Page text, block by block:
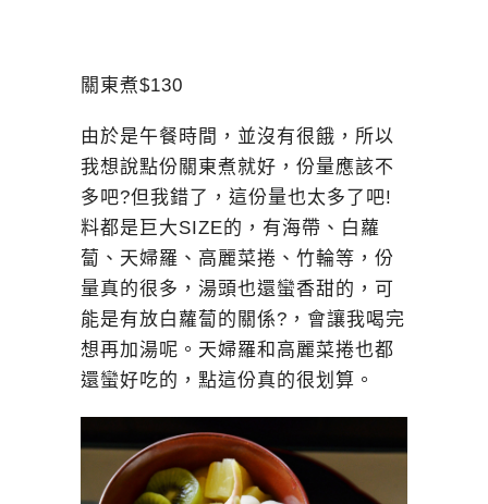
關東煮$130
由於是午餐時間，並沒有很餓，所以
我想說點份關東煮就好，份量應該不
多吧?但我錯了，這份量也太多了吧!
料都是巨大SIZE的，有海帶、白蘿
蔔、天婦羅、高麗菜捲、竹輪等，份
量真的很多，湯頭也還蠻香甜的，可
能是有放白蘿蔔的關係?，會讓我喝完
想再加湯呢。天婦羅和高麗菜捲也都
還蠻好吃的，點這份真的很划算。